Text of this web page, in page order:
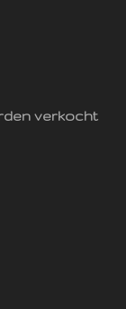
verkocht